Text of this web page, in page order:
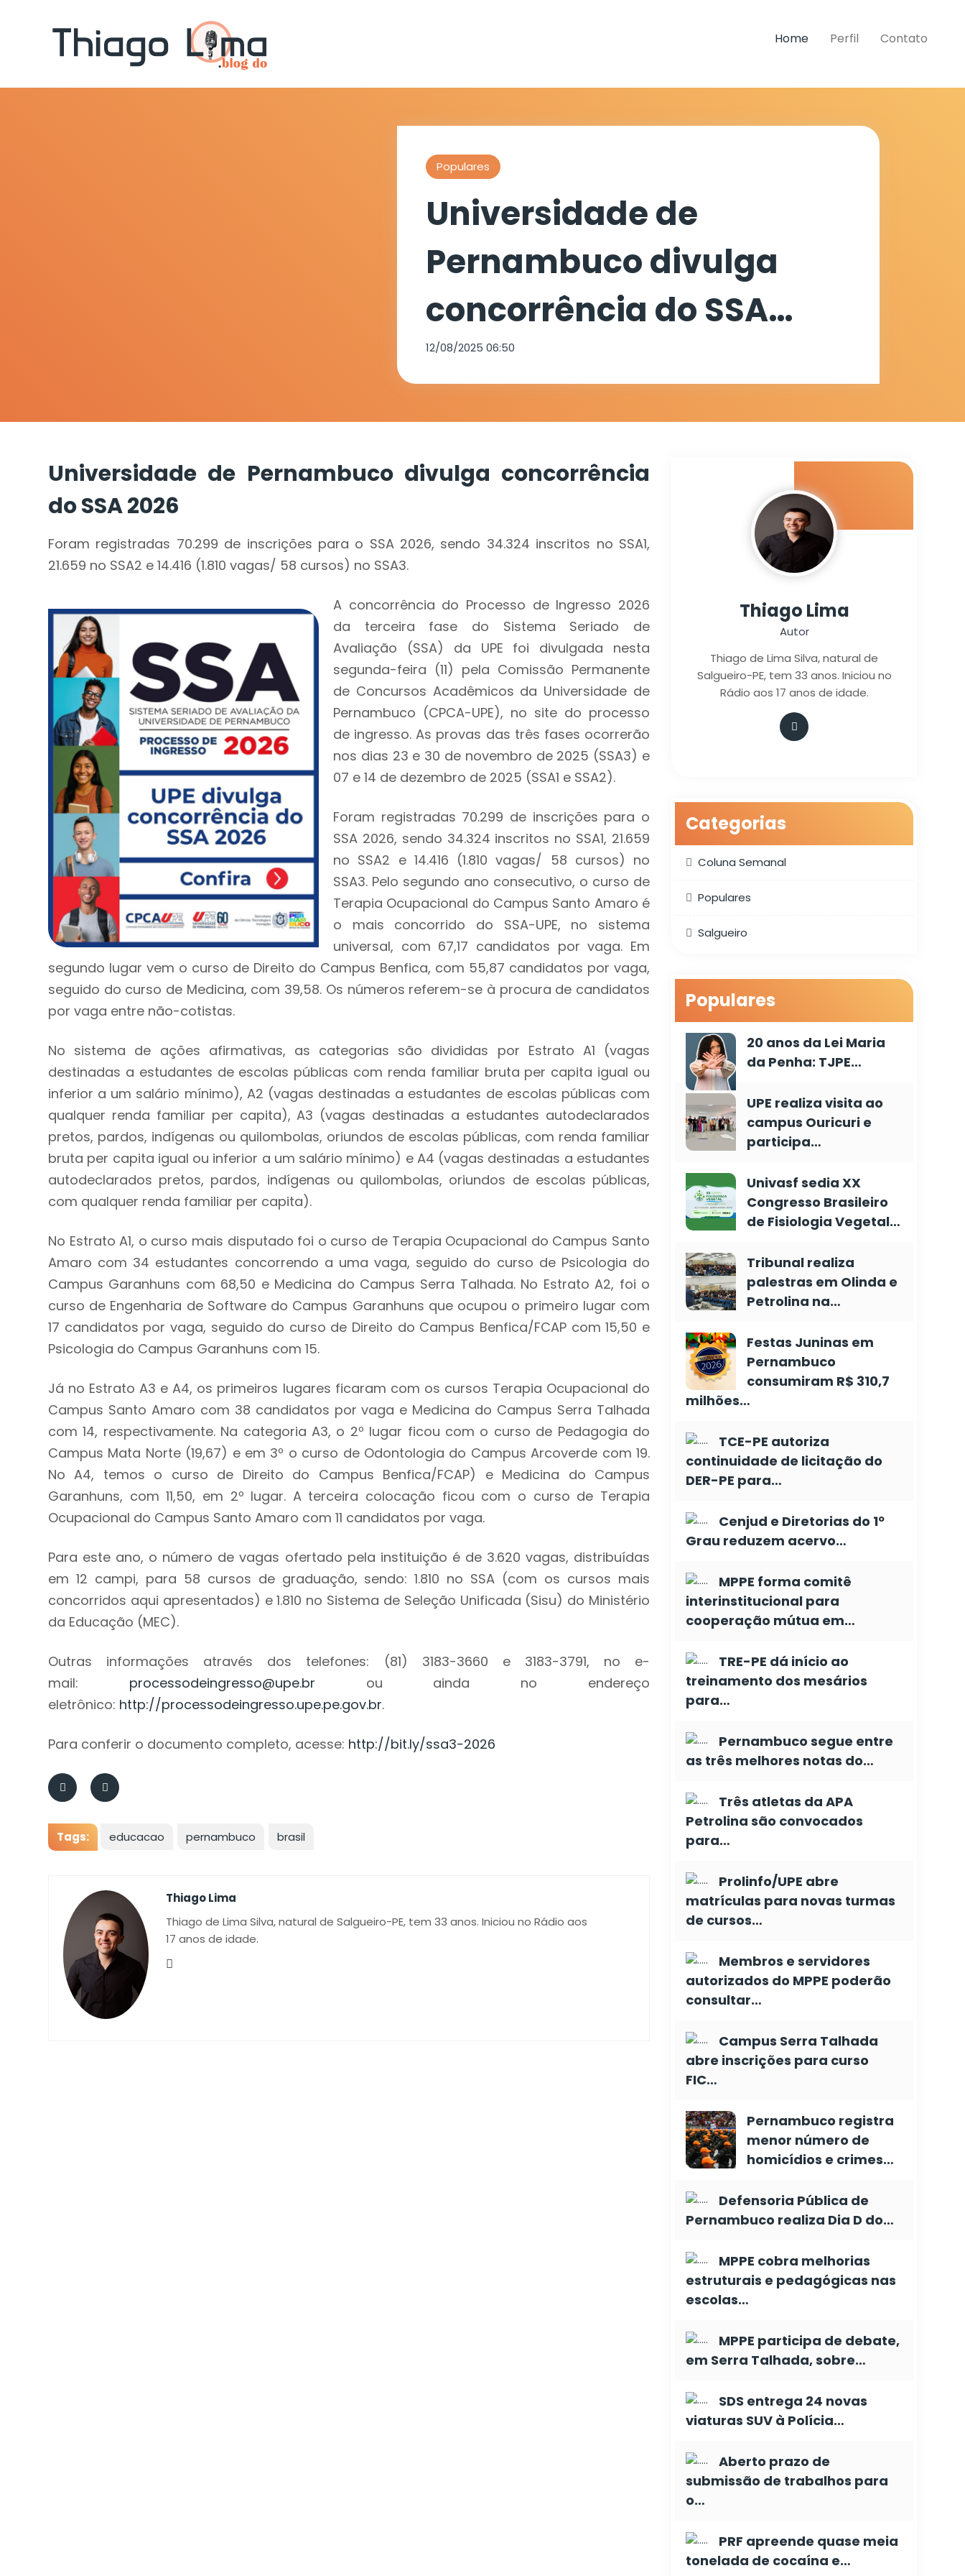
Home Perfil Contato
Populares
Universidade de
Pernambuco divulga
concorrência do SSA
2026
12/08/2025 06:50
Universidade de Pernambuco divulga concorrência
do SSA 2026
Foram registradas 70.299 de inscrições para o SSA 2026, sendo 34.324 inscritos no SSA1,
21.659 no SSA2 e 14.416 (1.810 vagas/ 58 cursos) no SSA3.
A concorrência do Processo de Ingresso 2026
da terceira fase do Sistema Seriado de
Avaliação (SSA) da UPE foi divulgada nesta
segunda-feira (11) pela Comissão Permanente
de Concursos Acadêmicos da Universidade de
Pernambuco (CPCA-UPE), no site do processo
de ingresso. As provas das três fases ocorrerão
nos dias 23 e 30 de novembro de 2025 (SSA3) e
07 e 14 de dezembro de 2025 (SSA1 e SSA2).
Foram registradas 70.299 de inscrições para o
SSA 2026, sendo 34.324 inscritos no SSA1, 21.659
no SSA2 e 14.416 (1.810 vagas/ 58 cursos) no
SSA3. Pelo segundo ano consecutivo, o curso de
Terapia Ocupacional do Campus Santo Amaro é
o mais concorrido do SSA-UPE, no sistema
universal, com 67,17 candidatos por vaga. Em
segundo lugar vem o curso de Direito do Campus Benfica, com 55,87 candidatos por vaga,
seguido do curso de Medicina, com 39,58. Os números referem-se à procura de candidatos
por vaga entre não-cotistas.
No sistema de ações afirmativas, as categorias são divididas por Estrato A1 (vagas
destinadas a estudantes de escolas públicas com renda familiar bruta per capita igual ou
inferior a um salário mínimo), A2 (vagas destinadas a estudantes de escolas públicas com
qualquer renda familiar per capita), A3 (vagas destinadas a estudantes autodeclarados
pretos, pardos, indígenas ou quilombolas, oriundos de escolas públicas, com renda familiar
bruta per capita igual ou inferior a um salário mínimo) e A4 (vagas destinadas a estudantes
autodeclarados pretos, pardos, indígenas ou quilombolas, oriundos de escolas públicas,
com qualquer renda familiar per capita).
No Estrato A1, o curso mais disputado foi o curso de Terapia Ocupacional do Campus Santo
Amaro com 34 estudantes concorrendo a uma vaga, seguido do curso de Psicologia do
Campus Garanhuns com 68,50 e Medicina do Campus Serra Talhada. No Estrato A2, foi o
curso de Engenharia de Software do Campus Garanhuns que ocupou o primeiro lugar com
17 candidatos por vaga, seguido do curso de Direito do Campus Benfica/FCAP com 15,50 e
Psicologia do Campus Garanhuns com 15.
Já no Estrato A3 e A4, os primeiros lugares ficaram com os cursos Terapia Ocupacional do
Campus Santo Amaro com 38 candidatos por vaga e Medicina do Campus Serra Talhada
com 14, respectivamente. Na categoria A3, o 2º lugar ficou com o curso de Pedagogia do
Campus Mata Norte (19,67) e em 3º o curso de Odontologia do Campus Arcoverde com 19.
No A4, temos o curso de Direito do Campus Benfica/FCAP) e Medicina do Campus
Garanhuns, com 11,50, em 2º lugar. A terceira colocação ficou com o curso de Terapia
Ocupacional do Campus Santo Amaro com 11 candidatos por vaga.
Para este ano, o número de vagas ofertado pela instituição é de 3.620 vagas, distribuídas
em 12 campi, para 58 cursos de graduação, sendo: 1.810 no SSA (com os cursos mais
concorridos aqui apresentados) e 1.810 no Sistema de Seleção Unificada (Sisu) do Ministério
da Educação (MEC).
Outras informações através dos telefones: (81) 3183-3660 e 3183-3791, no e-
mail: processodeingresso@upe.br ou ainda no endereço
eletrônico: http://processodeingresso.upe.pe.gov.br.
Para conferir o documento completo, acesse: http://bit.ly/ssa3-2026
Tags: educacao pernambuco brasil
Thiago Lima
Thiago de Lima Silva, natural de Salgueiro-PE, tem 33 anos. Iniciou no Rádio aos
17 anos de idade.
Thiago Lima
Autor
Thiago de Lima Silva, natural de
Salgueiro-PE, tem 33 anos. Iniciou no
Rádio aos 17 anos de idade.
Categorias
Coluna Semanal
Populares
Salgueiro
Populares
20 anos da Lei Maria
da Penha: TJPE…
UPE realiza visita ao
campus Ouricuri e
participa…
Univasf sedia XX
Congresso Brasileiro
de Fisiologia Vegetal…
Tribunal realiza
palestras em Olinda e
Petrolina na…
Festas Juninas em
Pernambuco
consumiram R$ 310,7
milhões…
TCE-PE autoriza
continuidade de licitação do
DER-PE para…
Cenjud e Diretorias do 1º
Grau reduzem acervo…
MPPE forma comitê
interinstitucional para
cooperação mútua em…
TRE-PE dá início ao
treinamento dos mesários
para…
Pernambuco segue entre
as três melhores notas do…
Três atletas da APA
Petrolina são convocados
para…
Prolinfo/UPE abre
matrículas para novas turmas
de cursos…
Membros e servidores
autorizados do MPPE poderão
consultar…
Campus Serra Talhada
abre inscrições para curso
FIC…
Pernambuco registra
menor número de
homicídios e crimes…
Defensoria Pública de
Pernambuco realiza Dia D do…
MPPE cobra melhorias
estruturais e pedagógicas nas
escolas…
MPPE participa de debate,
em Serra Talhada, sobre…
SDS entrega 24 novas
viaturas SUV à Polícia…
Aberto prazo de
submissão de trabalhos para
o…
PRF apreende quase meia
tonelada de cocaína e…